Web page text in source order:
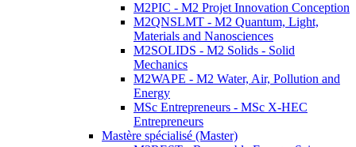
M2PIC - M2 Projet Innovation Conception
M2QNSLMT - M2 Quantum, Light,
Materials and Nanosciences
M2SOLIDS - M2 Solids - Solid
Mechanics
M2WAPE - M2 Water, Air, Pollution and
Energy
MSc Entrepreneurs - MSc X-HEC
Entrepreneurs
Mastère spécialisé (Master)